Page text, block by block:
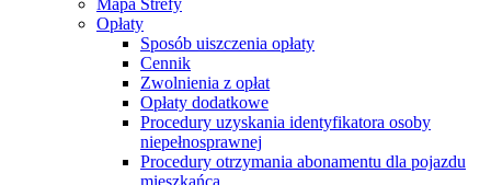
Opłaty
Sposób uiszczenia opłaty
Cennik
Zwolnienia z opłat
Opłaty dodatkowe
Procedury uzyskania identyfikatora osoby
niepełnosprawnej
Procedury otrzymania abonamentu dla pojazdu
mieszkańca